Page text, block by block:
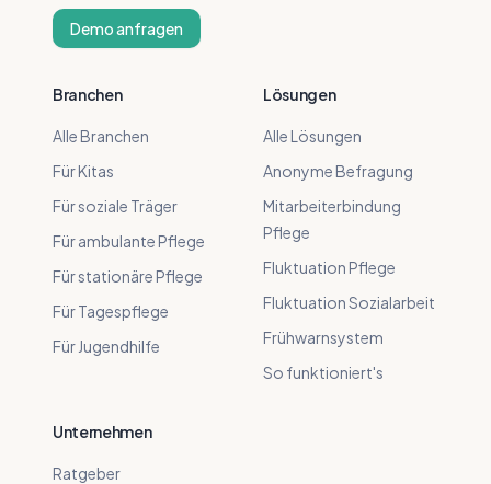
Demo anfragen
Branchen
Alle Branchen
Für Kitas
Für soziale Träger
Für ambulante Pflege
Für stationäre Pflege
Für Tagespflege
Für Jugendhilfe
Lösungen
Alle Lösungen
Anonyme Befragung
Mitarbeiterbindung
Pflege
Fluktuation Pflege
Fluktuation Sozialarbeit
Frühwarnsystem
So funktioniert's
Unternehmen
Ratgeber